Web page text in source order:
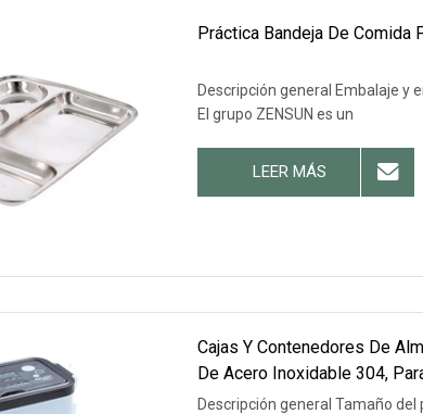
Práctica Bandeja De Comida
Descripción general Embalaje y
El grupo ZENSUN es un
LEER MÁS
Cajas Y Contenedores De
De Acero Inoxidable 304,
Calor.
Descripción general Tamaño